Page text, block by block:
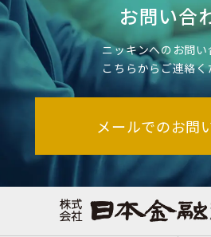
お問い合
ニッキンへのお問い
こちらからご連絡く
メールでのお問